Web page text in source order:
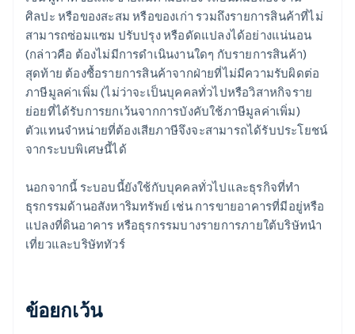
ศิลปะ หรือของสะสม หรือของเก่า รวมถึงรายการสินค้าที่ไม่
สามารถซ่อมแซม ปรับปรุง หรือดัดแปลงได้อย่างแน่นอน
(กล่าวคือ ต้องไม่มีการดำเนินงานใดๆ กับรายการสินค้า)
สุดท้าย ต้องซื้อรายการสินค้าจากฝ่ายที่ไม่มีความรับผิดต่อ
ภาษีมูลค่าเพิ่ม (ไม่ว่าจะเป็นบุคคลทั่วไปหรือวิสาหกิจราย
ย่อยที่ได้รับการยกเว้นจากการบังคับใช้ภาษีมูลค่าเพิ่ม)
ตัวแทนจำหน่ายที่ต้องเสียภาษีจึงจะสามารถได้รับประโยชน์
จากระบบพิเศษนี้ได้
นอกจากนี้ ระบอบนี้ยังใช้กับบุคคลทั่วไปและธุรกิจที่ทำ
ธุรกรรมด้านอสังหาริมทรัพย์ เช่น การขายอาคารที่มีอยู่หรือ
แปลงที่ดินอาคาร หรือธุรกรรมบางรายการภายใต้บริษัทนำ
เที่ยวและบริษัททัวร์
ข้อยกเว้น